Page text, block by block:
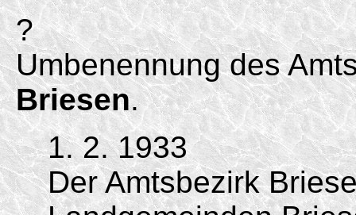
?
Umbenennung des
Briesen.
1. 2. 1933
Der Amtsbezirk